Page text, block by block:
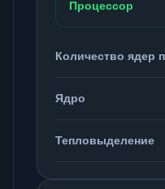
Процессор
Количество ядер
Ядро
Тепловыделение